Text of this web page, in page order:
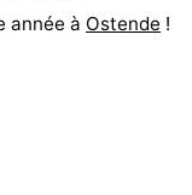
année à Ostende !